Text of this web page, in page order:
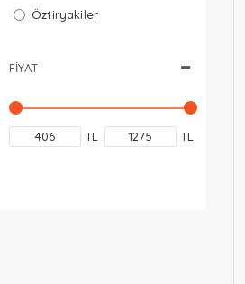
FIYAT
TL TL
Öztiryakiler